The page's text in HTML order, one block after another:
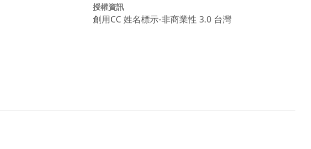
授權資訊
創用CC 姓名標示-非商業性 3.0 台灣